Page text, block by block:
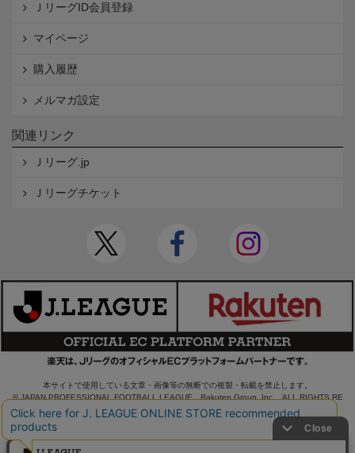
ＪリーグID会員登録
マイページ
購入履歴
メルマガ設定
関連リンク
Ｊリーグ.jp
Ｊリーグチケット
本サイトで使用している文章・画像等の無断での複製・転載を禁止します。
© JAPAN PROFESSIONAL FOOTBALL LEAGUE Rakuten Group, Inc. ALL RIGHTS RE
SERVED.